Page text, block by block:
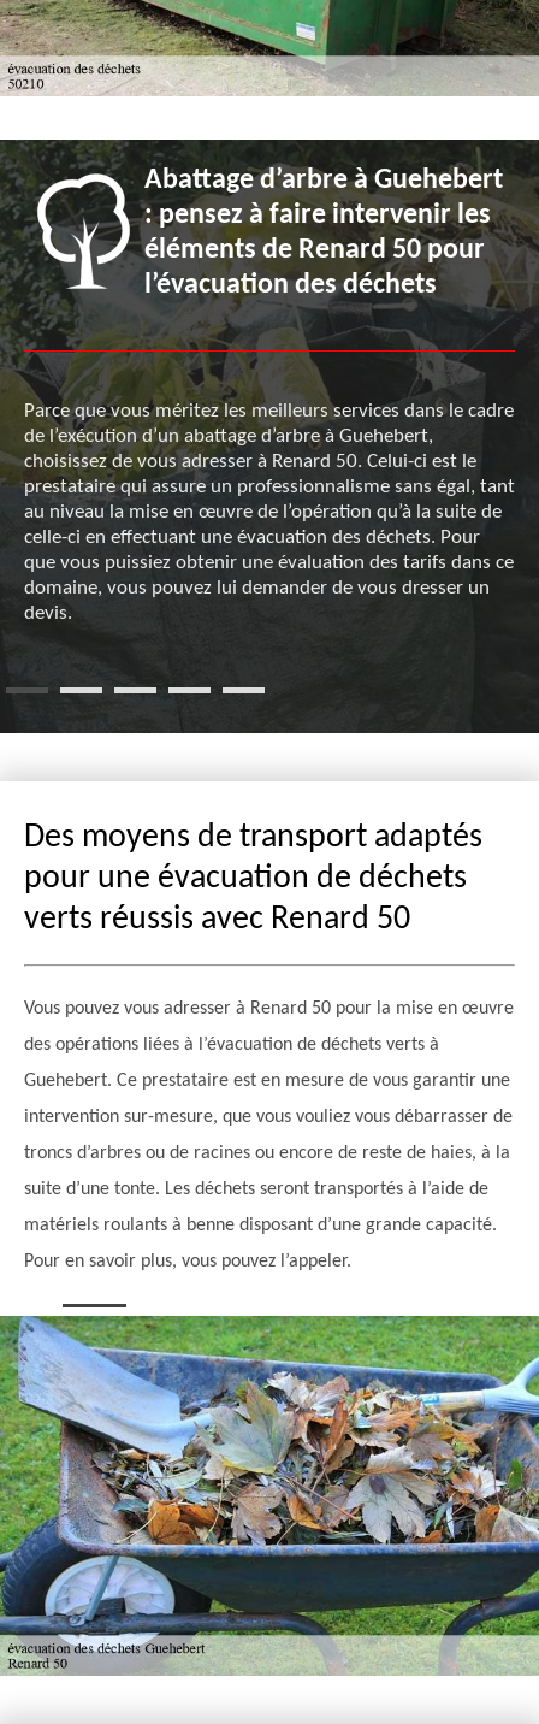
Abattage d’arbre à Guehebert
: pensez à faire intervenir les
éléments de Renard 50 pour
l’évacuation des déchets
Parce que vous méritez les meilleurs services dans le cadre
de l’exécution d’un abattage d’arbre à Guehebert,
choisissez de vous adresser à Renard 50. Celui-ci est le
prestataire qui assure un professionnalisme sans égal, tant
au niveau la mise en œuvre de l’opération qu’à la suite de
celle-ci en effectuant une évacuation des déchets. Pour
que vous puissiez obtenir une évaluation des tarifs dans ce
domaine, vous pouvez lui demander de vous dresser un
devis.
Des moyens de transport adaptés
pour une évacuation de déchets
verts réussis avec Renard 50
Vous pouvez vous adresser à Renard 50 pour la mise en œuvre
des opérations liées à l’évacuation de déchets verts à
Guehebert. Ce prestataire est en mesure de vous garantir une
intervention sur-mesure, que vous vouliez vous débarrasser de
troncs d’arbres ou de racines ou encore de reste de haies, à la
suite d’une tonte. Les déchets seront transportés à l’aide de
matériels roulants à benne disposant d’une grande capacité.
Pour en savoir plus, vous pouvez l’appeler.